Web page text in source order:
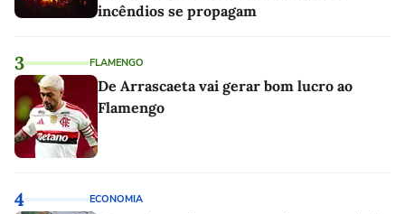
incêndios se propagam
3 FLAMENGO
De Arrascaeta vai gerar bom lucro ao
Flamengo
4 ECONOMIA